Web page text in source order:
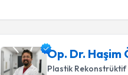
Op. Dr. Haşim
Plastik